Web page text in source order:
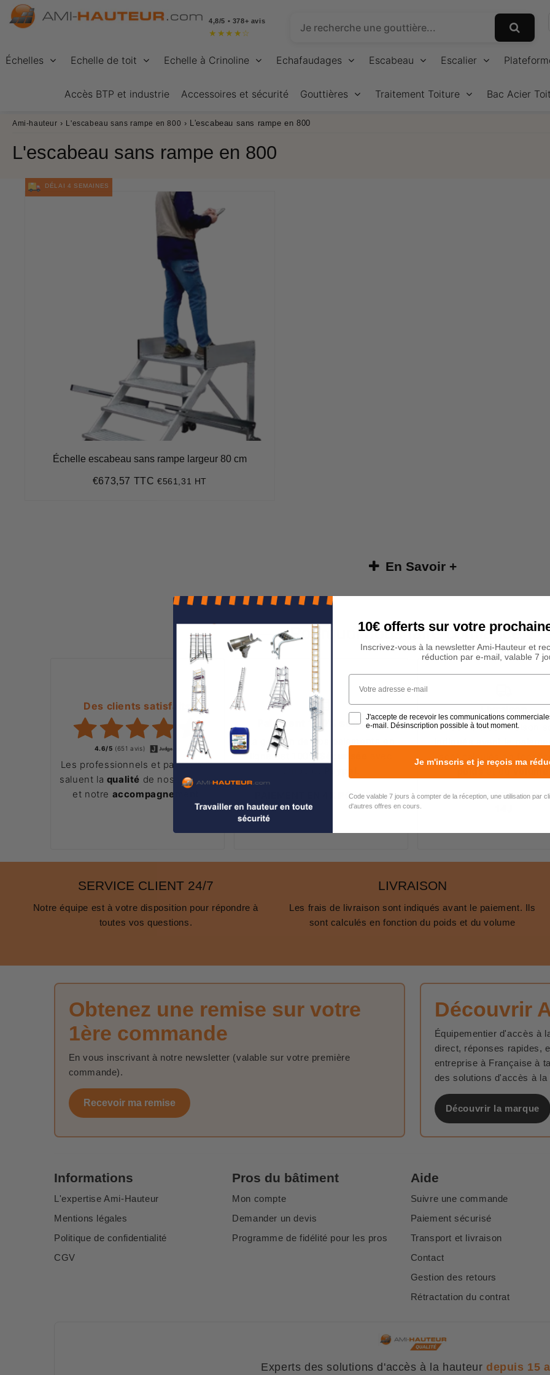
4,8/5 • 378+ avis
★ ★ ★ ★ ☆
Échelles Echelle de toit Echelle à Crinoline Echafaudages Escabeau Escalier
Accès BTP et industrie Accessoires et sécurité Gouttières Traitement Toiture Bac Acier
Ami-hauteur › L'escabeau sans rampe en 800 › L'escabeau sans rampe en 800
L'escabeau sans rampe en 800
DÉLAI 4 SEMAINES
Échelle escabeau sans rampe largeur 80 cm
Prix
€673,57 TTC€673,57
€561,31 HT
En Savoir +
Pourquoi nous faire confiance ?
Des clients satisfaits
4.6/5 (651 avis)
Les professionnels et particuliers
saluent la qualité de nos produits
et notre accompagnement
Paiement 100% sécurisé
La gestion de nos paiements en
ligne est 100%
PAIEMENT EN 4X POSSIBLE
Les frais de livraison
sont calculés en
RETOURS GRATUITS
SERVICE CLIENT 24/7
Notre équipe est à votre disposition pour répondre à
toutes vos questions.
LIVRAISON
Les frais de livraison sont indiqués avant le paiement. Ils
sont calculés en fonction du poids et du volume
Obtenez une remise sur votre
1ère commande
En vous inscrivant à notre newsletter (valable sur votre première
commande).
Recevoir ma remise
Découvrir
Équipementier d'accès à
direct, réponses rapides,
entreprise à Française à
des solutions d'accès à la
Découvrir la marque
Informations
L'expertise Ami-Hauteur
Mentions légales
Politique de confidentialité
CGV
Pros du bâtiment
Mon compte
Demander un devis
Programme de fidélité pour les pros
Aide
Suivre une commande
Paiement sécurisé
Transport et livraison
Contact
Gestion des retours
Rétractation du contrat
Experts des solutions d'accès à la hauteur depuis 15
10€ offerts sur votre
Inscrivez-vous à la newsletter Ami-Hauteur et
réduction par e-mail, valable 7
Votre adresse e-mail
J'accepte de recevoir les communications
e-mail. Désinscription possible à tout moment.
Je m'inscris et je reçois ma
Code valable 7 jours à compter de la réception, une utilisation par
d'autres offres en cours.